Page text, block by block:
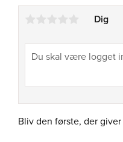
Dig
Bliv den første, der